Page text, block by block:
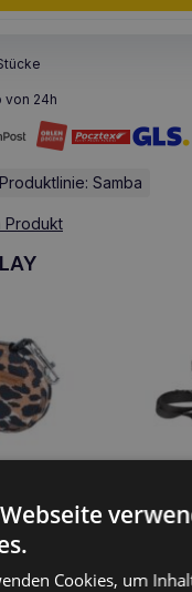
von 24h
Produktlinie: Samba
Produkt
Leine
Leopard
Cookies, um